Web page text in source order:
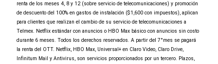
6 meses van por nuestra cuenta
Continuar orden
renta de los meses 4, 8 y 12 (sobre servicio de telecomunicaciones) y promoción
de descuento del 100% en gastos de instalación ($1,600 con impuestos), aplican
para clientes que realizan el cambio de su servicio de telecomunicaciones a
Telmex. Netflix estándar con anuncios o HBO Max básico con anuncios sin costo
durante 6 meses. Todos los derechos reservados. A partir del 7°mes se pagará
la renta del OTT. Netflix, HBO Max, Universal+ en Claro Video, Claro Drive,
Infinitum Mail y Antivirus, son servicios proporcionados por un tercero. Plazos,